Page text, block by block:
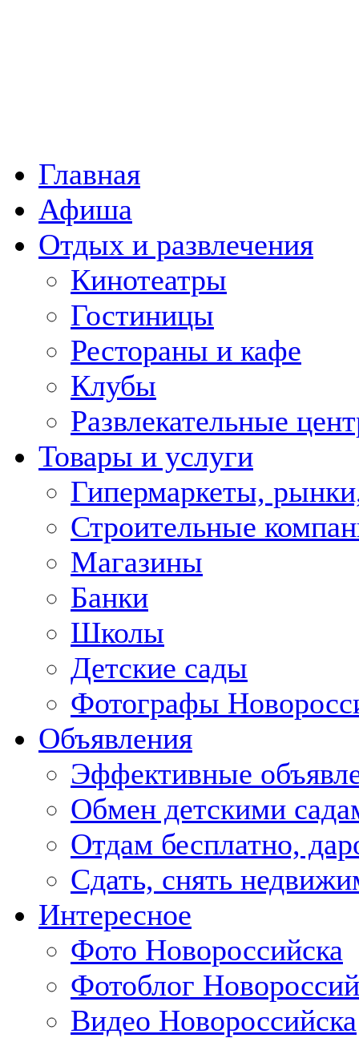
Главная
Афиша
Отдых и развлечения
Кинотеатры
Гостиницы
Рестораны и кафе
Клубы
Развлекательные
Товары и услуги
Гипермаркеты,
Строительные
Магазины
Банки
Школы
Детские сады
Фотографы
Объявления
Эффективные
Обмен детскими
Отдам бесплатно,
Сдать, снять
Интересное
Фото Новороссийска
Фотоблог
Видео Новороссийска